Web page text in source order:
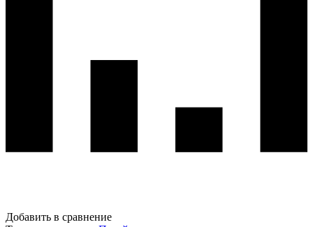
Добавить в сравнение